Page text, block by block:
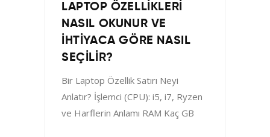
LAPTOP ÖZELLIKLERI
NASIL OKUNUR VE
İHTIYACA GÖRE NASIL
SEÇILIR?
Bir Laptop Özellik Satırı Neyi
Anlatır? İşlemci (CPU): i5, i7, Ryzen
ve Harflerin Anlamı RAM Kaç GB